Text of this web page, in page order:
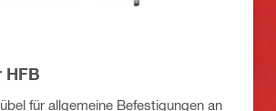
HFB
für allgemeine Befestigungen an